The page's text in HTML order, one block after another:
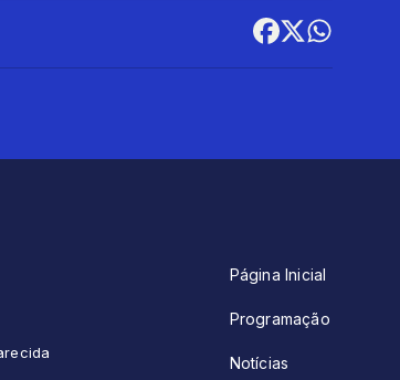
Página Inicial
Programação
Notícias